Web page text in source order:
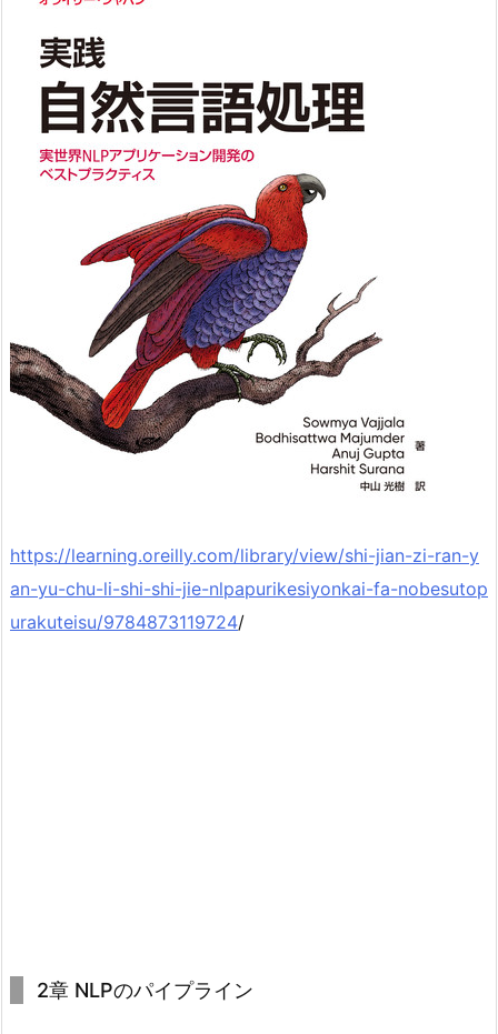
https://learning.oreilly.com/library/view/shi-jian-zi-ran-y
an-yu-chu-li-shi-shi-jie-nlpapurikesiyonkai-fa-nobesutop
urakuteisu/9784873119724/
2章 NLPのパイプライン